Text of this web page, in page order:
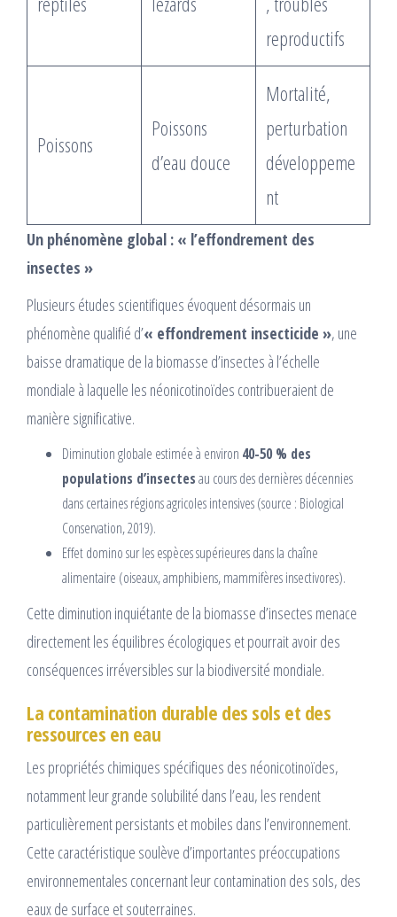
reproductifs
Poissons
Poissons
d’eau douce
Mortalité,
perturbation
développeme
nt
Un phénomène global : « l’effondrement des
insectes »
Plusieurs études scientifiques évoquent désormais un
phénomène qualifié d’« effondrement insecticide », une
baisse dramatique de la biomasse d’insectes à l’échelle
mondiale à laquelle les néonicotinoïdes contribueraient de
manière significative.
Diminution globale estimée à environ 40-50 % des
populations d’insectesau cours des dernières décennies
dans certaines régions agricoles intensives (source : Biological
Conservation, 2019).
Effet domino sur les espèces supérieures dans la chaîne
alimentaire (oiseaux, amphibiens, mammifères insectivores).
Cette diminution inquiétante de la biomasse d’insectes menace
directement les équilibres écologiques et pourrait avoir des
conséquences irréversibles sur la biodiversité mondiale.
La contamination durable des sols et des
ressources en eau
Les propriétés chimiques spécifiques des néonicotinoïdes,
notamment leur grande solubilité dans l’eau, les rendent
particulièrement persistants et mobiles dans l’environnement.
Cette caractéristique soulève d’importantes préoccupations
environnementales concernant leur contamination des sols, des
eaux de surface et souterraines.